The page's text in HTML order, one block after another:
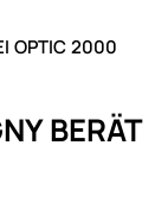
OPTIC 2000
BERÄT